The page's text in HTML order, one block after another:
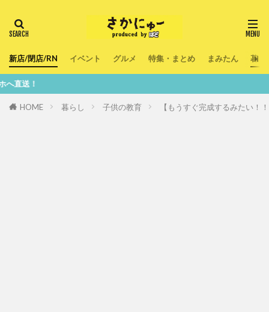
新店/閉店/RN イベント グルメ 特集・まとめ まみたん 暮ら
HOME 暮らし 子供の教育 【もうすぐ完成するみたい！